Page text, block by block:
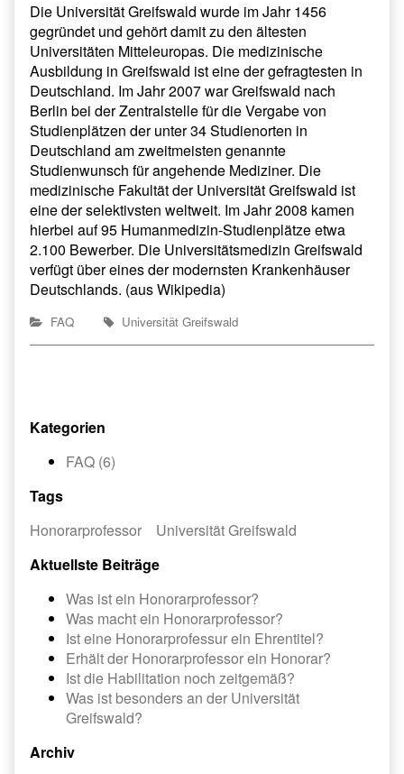
Die Universität Greifswald wurde im Jahr 1456
gegründet und gehört damit zu den ältesten
Universitäten Mitteleuropas. Die medizinische
Ausbildung in Greifswald ist eine der gefragtesten in
Deutschland. Im Jahr 2007 war Greifswald nach
Berlin bei der Zentralstelle für die Vergabe von
Studienplätzen der unter 34 Studienorten in
Deutschland am zweitmeisten genannte
Studienwunsch für angehende Mediziner. Die
medizinische Fakultät der Universität Greifswald ist
eine der selektivsten weltweit. Im Jahr 2008 kamen
hierbei auf 95 Humanmedizin-Studienplätze etwa
2.100 Bewerber. Die Universitätsmedizin Greifswald
verfügt über eines der modernsten Krankenhäuser
Deutschlands. (aus Wikipedia)
FAQ Universität Greifswald
Kategorien
FAQ (6)
Tags
Honorarprofessor
Universität Greifswald
Aktuellste Beiträge
Was ist ein Honorarprofessor?
Was macht ein Honorarprofessor?
Ist eine Honorarprofessur ein Ehrentitel?
Erhält der Honorarprofessor ein Honorar?
Ist die Habilitation noch zeitgemäß?
Was ist besonders an der Universität
Greifswald?
Archiv